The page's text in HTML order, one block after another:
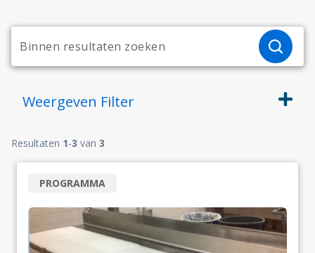
Weergeven Filter
Resultaten 1-3 van 3
PROGRAMMA